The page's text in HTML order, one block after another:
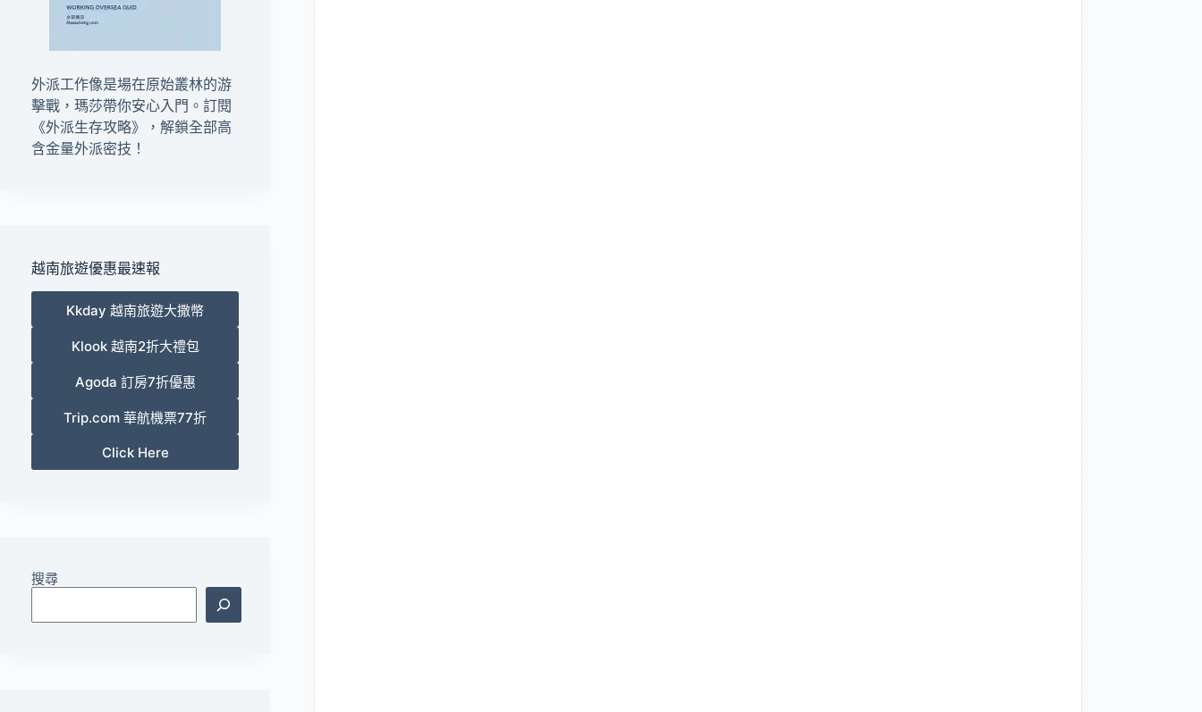
外派工作像是場在原始叢林的游
擊戰，瑪莎帶你安心入門。訂閱
《外派生存攻略》
，解鎖全部高
含金量外派密技！
越南旅遊優惠最速報
Kkday 越南旅遊大撒幣
Klook 越南2折大禮包
Agoda 訂房7折優惠
Trip.com 華航機票77折
Click Here
搜尋